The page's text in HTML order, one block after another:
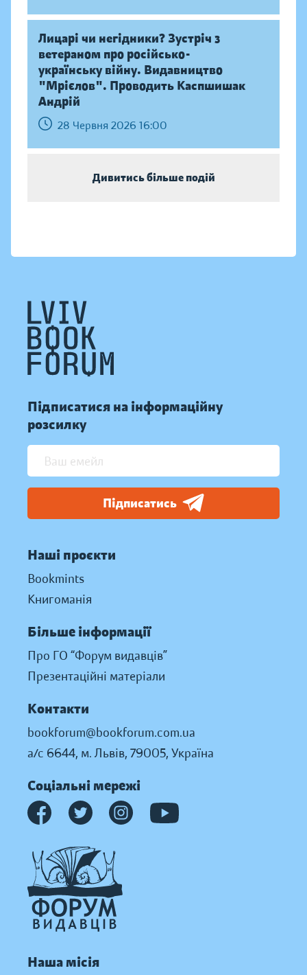
Лицарі чи негідники? Зустріч з
ветераном про російсько-
українську війну. Видавництво
"Мрієлов". Проводить Каспшишак
Андрій
28 Червня 2026 16:00
Дивитись більше подій
Підписатися на інформаційну
розсилку
Підписатись
Наші проєкти
Bookmints
Книгоманія
Більше інформації
Про ГО “Форум видавців”
Презентаційні матеріали
Контакти
bookforum@bookforum.com.ua
а/с 6644, м. Львів, 79005, Україна
Соціальні мережі
Наша місія